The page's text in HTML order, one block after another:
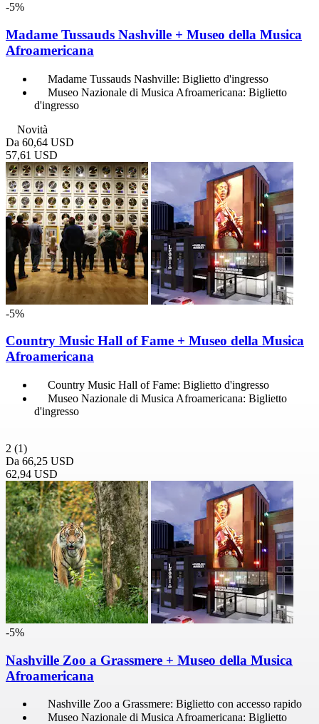
-5%
Madame Tussauds Nashville + Museo della Musica
Afroamericana
Madame Tussauds Nashville: Biglietto d'ingresso
Museo Nazionale di Musica Afroamericana: Biglietto
d'ingresso
Novità
Da 60,64 USD
57,61 USD
-5%
Country Music Hall of Fame + Museo della Musica
Afroamericana
Country Music Hall of Fame: Biglietto d'ingresso
Museo Nazionale di Musica Afroamericana: Biglietto
d'ingresso
2 (1)
Da 66,25 USD
62,94 USD
-5%
Nashville Zoo a Grassmere + Museo della Musica
Afroamericana
Nashville Zoo a Grassmere: Biglietto con accesso rapido
Museo Nazionale di Musica Afroamericana: Biglietto